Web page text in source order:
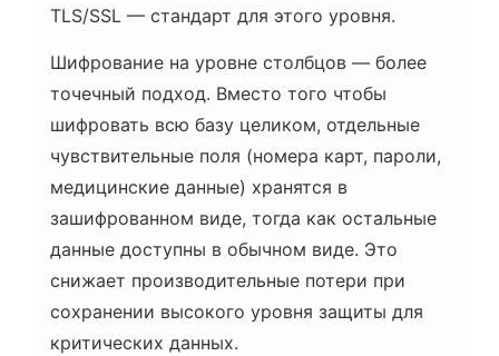
TLS/SSL — стандарт для этого уровня.
Шифрование на уровне столбцов — более
точечный подход. Вместо того чтобы
шифровать всю базу целиком, отдельные
чувствительные поля (номера карт, пароли,
медицинские данные) хранятся в
зашифрованном виде, тогда как остальные
данные доступны в обычном виде. Это
снижает производительные потери при
сохранении высокого уровня защиты для
критических данных.